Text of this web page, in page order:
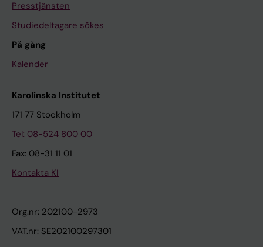
Presstjänsten
Studiedeltagare sökes
På gång
Kalender
Karolinska Institutet
171 77 Stockholm
Tel: 08-524 800 00
Fax: 08-31 11 01
Kontakta KI
Org.nr: 202100-2973
VAT.nr: SE202100297301